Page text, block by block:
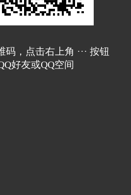
码，点击右上角 ··· 按钮
好友或QQ空间